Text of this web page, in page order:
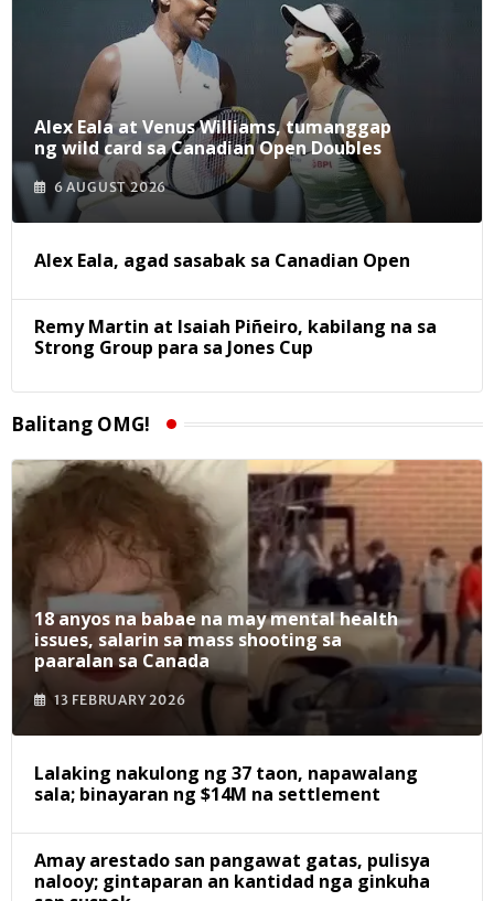
Alex Eala at Venus Williams, tumanggap
ng wild card sa Canadian Open Doubles
6 AUGUST 2026
Alex Eala, agad sasabak sa Canadian Open
Remy Martin at Isaiah Piñeiro, kabilang na sa
Strong Group para sa Jones Cup
Balitang OMG!
18 anyos na babae na may mental health
issues, salarin sa mass shooting sa
paaralan sa Canada
13 FEBRUARY 2026
Lalaking nakulong ng 37 taon, napawalang
sala; binayaran ng $14M na settlement
Amay arestado san pangawat gatas, pulisya
nalooy; gintaparan an kantidad nga ginkuha